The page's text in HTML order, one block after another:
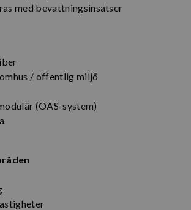
med bevattningsinsatser
/ offentlig miljö
(OAS-system)